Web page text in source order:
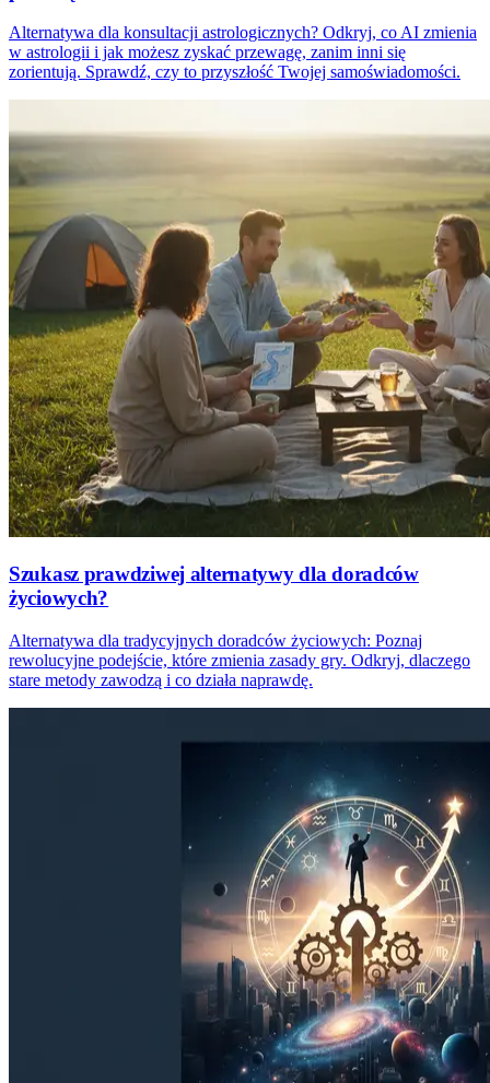
Alternatywa dla konsultacji astrologicznych? Odkryj, co AI zmienia
w astrologii i jak możesz zyskać przewagę, zanim inni się
zorientują. Sprawdź, czy to przyszłość Twojej samoświadomości.
Szukasz prawdziwej alternatywy dla doradców
życiowych?
Alternatywa dla tradycyjnych doradców życiowych: Poznaj
rewolucyjne podejście, które zmienia zasady gry. Odkryj, dlaczego
stare metody zawodzą i co działa naprawdę.